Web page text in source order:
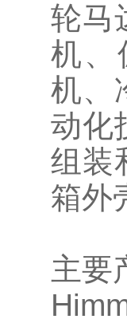
轮马
机、
机、
动化
组装
箱外
主要